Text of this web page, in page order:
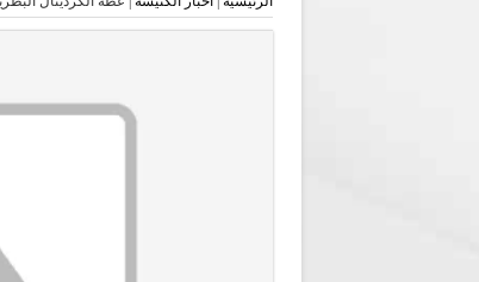
الجامعة الأنطونية تخرج طلاب دفعة 2026 وتدعوهم لأن يكونوا بذور نجاح في كل العالم